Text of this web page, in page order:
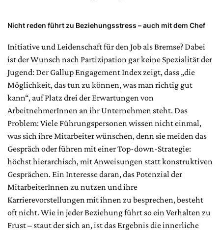
Nicht reden führt zu Beziehungsstress – auch mit dem Chef
Initiative und Leidenschaft für den Job als Bremse? Dabei
ist der Wunsch nach Partizipation gar keine Spezialität der
Jugend: Der Gallup Engagement Index zeigt, dass „die
Möglichkeit, das tun zu können, was man richtig gut
kann“, auf Platz drei der Erwartungen von
ArbeitnehmerInnen an ihr Unternehmen steht. Das
Problem: Viele Führungspersonen wissen nicht einmal,
was sich ihre Mitarbeiter wünschen, denn sie meiden das
Gespräch oder führen mit einer Top-down-Strategie:
höchst hierarchisch, mit Anweisungen statt konstruktiven
Gesprächen. Ein Interesse daran, das Potenzial der
MitarbeiterInnen zu nutzen und ihre
Karrierevorstellungen mit ihnen zu besprechen, besteht
oft nicht. Wie in jeder Beziehung führt so ein Verhalten zu
Frust – staut der sich an, ist das Ergebnis die innerliche